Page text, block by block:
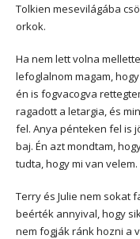
Tolkien mesevilágába
orkok.
Ha nem lett volna
lefoglalnom magam,
én is fogvacogva
ragadott a letargia, és
fel. Anya pénteken fel is
baj. Én azt mondtam,
tudta, hogy mi van
Terry és Julie nem sokat
beérték annyival, hogy
nem fogják ránk hozni a